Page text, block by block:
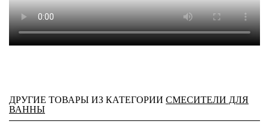
ДРУГИЕ ТОВАРЫ ИЗ КАТЕГОРИИ СМЕСИТЕЛИ ДЛЯ
ВАННЫ